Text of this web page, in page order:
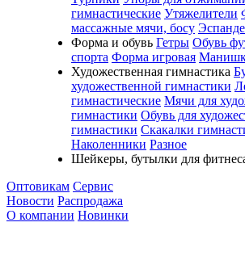
гимнастические Утяжелители
массажные мячи, босу
Форма и обувь Гетры Обувь
спорта Форма игровая
Художественная гимнастика
художественной гимнастики
гимнастические Мячи для
гимнастики Обувь для
гимнастики Скакалки
Наколенники Разное
Шейкеры, бутылки для
Оптовикам Сервис
Новости Распродажа
О компании Новинки